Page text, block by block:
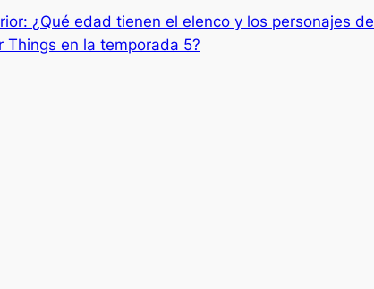
¿Qué edad tienen el elenco y los personajes de
Things en la temporada 5?